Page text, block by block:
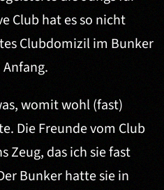
Club hat es so nicht
Clubdomizil im Bunker
womit wohl (fast)
Die Freunde vom Club
Zeug, das ich sie fast
Bunker hatte sie in